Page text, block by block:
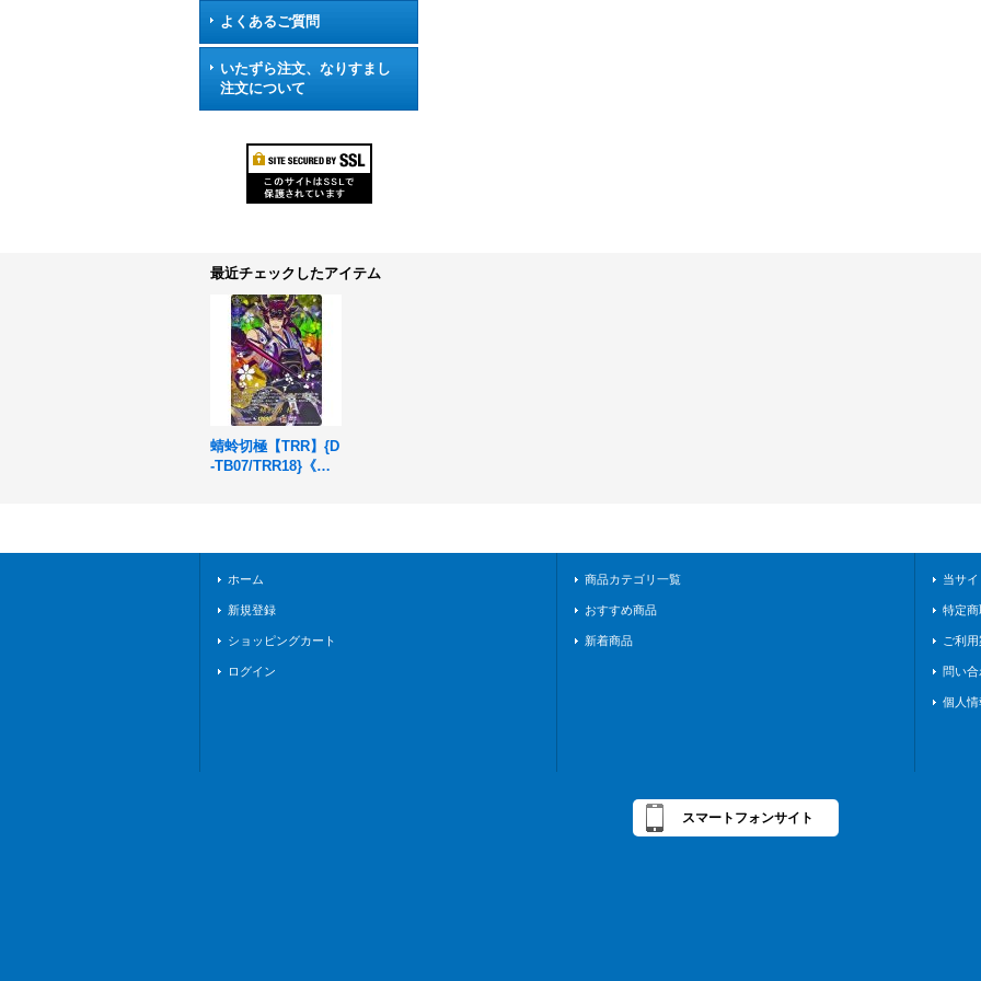
よくあるご質問
いたずら注文、なりすまし
注文について
最近チェックしたアイテム
蜻蛉切極【TRR】{D
-TB07/TRR18}《刀
ホーム
新規登録
ショッピングカート
ログイン
商品カテゴリ一覧
おすすめ商品
新着商品
当サ
特定
ご利
問い合
個人
スマートフォンサイト